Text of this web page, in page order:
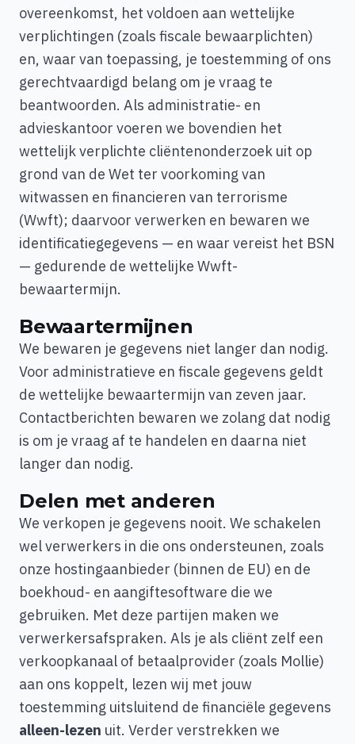
overeenkomst, het voldoen aan wettelijke
verplichtingen (zoals fiscale bewaarplichten)
en, waar van toepassing, je toestemming of ons
gerechtvaardigd belang om je vraag te
beantwoorden. Als administratie- en
advieskantoor voeren we bovendien het
wettelijk verplichte cliëntenonderzoek uit op
grond van de Wet ter voorkoming van
witwassen en financieren van terrorisme
(Wwft); daarvoor verwerken en bewaren we
identificatiegegevens — en waar vereist het BSN
— gedurende de wettelijke Wwft-
bewaartermijn.
Bewaartermijnen
We bewaren je gegevens niet langer dan nodig.
Voor administratieve en fiscale gegevens geldt
de wettelijke bewaartermijn van zeven jaar.
Contactberichten bewaren we zolang dat nodig
is om je vraag af te handelen en daarna niet
langer dan nodig.
Delen met anderen
We verkopen je gegevens nooit. We schakelen
wel verwerkers in die ons ondersteunen, zoals
onze hostingaanbieder (binnen de EU) en de
boekhoud- en aangiftesoftware die we
gebruiken. Met deze partijen maken we
verwerkersafspraken. Als je als cliënt zelf een
verkoopkanaal of betaalprovider (zoals Mollie)
aan ons koppelt, lezen wij met jouw
toestemming uitsluitend de financiële gegevens
alleen-lezen uit. Verder verstrekken we